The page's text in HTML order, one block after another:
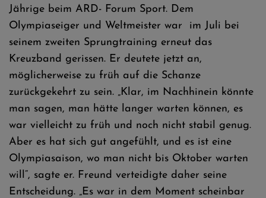
Jährige beim ARD- Forum Sport. Dem
Olympiaseiger und Weltmeister war im Juli bei
seinem zweiten Sprungtraining erneut das
Kreuzband gerissen. Er deutete jetzt an,
möglicherweise zu früh auf die Schanze
zurückgekehrt zu sein. „Klar, im Nachhinein könnte
man sagen, man hätte langer warten können, es
war vielleicht zu früh und noch nicht stabil genug.
Aber es hat sich gut angefühlt, und es ist eine
Olympiasaison, wo man nicht bis Oktober warten
will“, sagte er. Freund verteidigte daher seine
Entscheidung. „Es war in dem Moment scheinbar